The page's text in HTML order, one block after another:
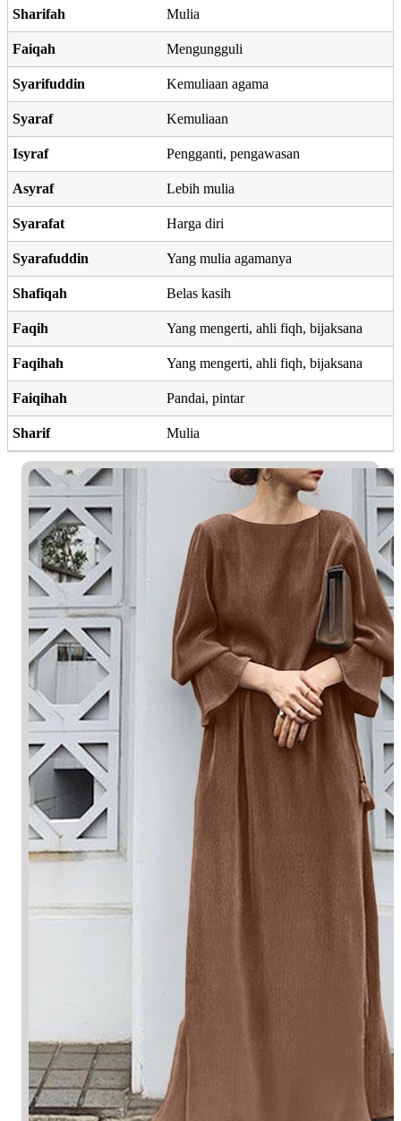
Sharifah Mulia
Faiqah Mengungguli
Syarifuddin Kemuliaan agama
Syaraf Kemuliaan
Isyraf Pengganti, pengawasan
Asyraf Lebih mulia
Syarafat Harga diri
Syarafuddin Yang mulia agamanya
Shafiqah Belas kasih
Faqih Yang mengerti, ahli fiqh, bijaksana
Faqihah Yang mengerti, ahli fiqh, bijaksana
Faiqihah Pandai, pintar
Sharif Mulia